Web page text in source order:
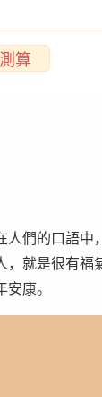
算
們的口語
就是很有福
康。